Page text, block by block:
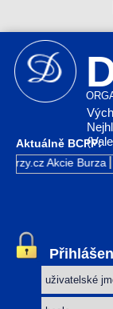
Aktuálně BCPP:
Akcie Burza